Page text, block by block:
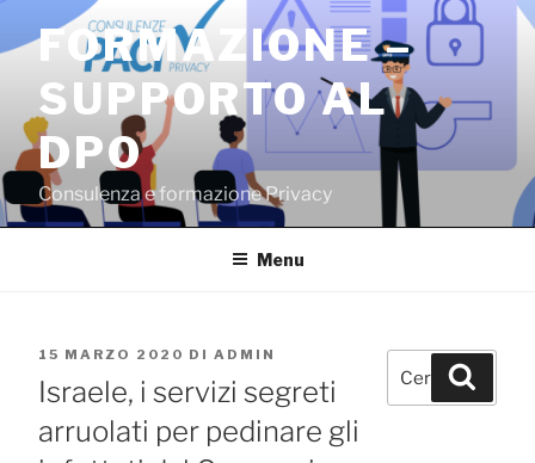
contenuto
FORMAZIONE –
SUPPORTO AL
DPO
Consulenza e formazione Privacy
Menu
PUBBLICATO
IL
15 MARZO 2020 DI ADMIN
Israele, i servizi segreti
arruolati per pedinare gli
Cerca: